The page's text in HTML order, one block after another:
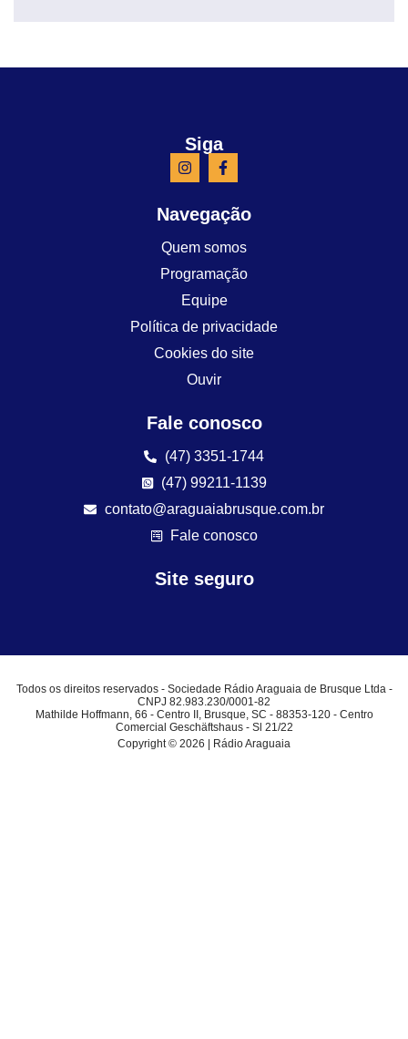
Siga
Navegação
Quem somos
Programação
Equipe
Política de privacidade
Cookies do site
Ouvir
Fale conosco
(47) 3351-1744
(47) 99211-1139
contato@araguaiabrusque.com.br
Fale conosco
Site seguro
Todos os direitos reservados - Sociedade Rádio Araguaia de Brusque Ltda -
CNPJ 82.983.230/0001-82
Mathilde Hoffmann, 66 - Centro II, Brusque, SC - 88353-120 - Centro
Comercial Geschäftshaus - Sl 21/22
Copyright © 2026 | Rádio Araguaia